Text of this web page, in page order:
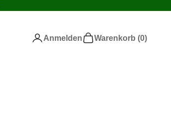
Anmelden
AnmeldenWarenkorb
Warenkorb (0)